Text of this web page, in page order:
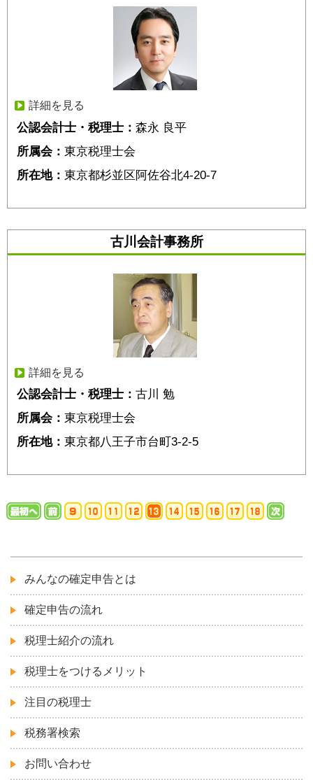
詳細を見る
公認会計士・税理士： 森永 良平
所属会： 東京税理士会
所在地： 東京都杉並区阿佐谷北4-20-7
古川会計事務所
詳細を見る
公認会計士・税理士： 古川 勉
所属会： 東京税理士会
所在地： 東京都八王子市台町3-2-5
みんなの確定申告とは
確定申告の流れ
税理士紹介の流れ
税理士をつけるメリット
注目の税理士
税務署検索
お問い合わせ